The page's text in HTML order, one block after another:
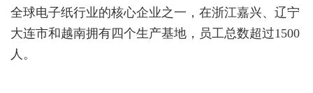
全球电子纸行业的核心企业之一，在浙江嘉兴、辽宁
大连市和越南拥有四个生产基地，员工总数超过1500
人。